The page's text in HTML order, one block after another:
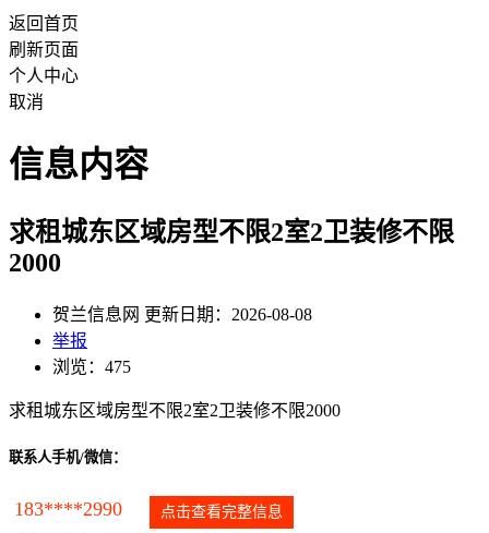
返回首页
刷新页面
个人中心
取消
信息内容
求租城东区域房型不限2室2卫装修不限
2000
贺兰信息网 更新日期：2026-08-08
举报
浏览：475
求租城东区域房型不限2室2卫装修不限2000
联系人手机/微信：
183****2990 点击查看完整信息